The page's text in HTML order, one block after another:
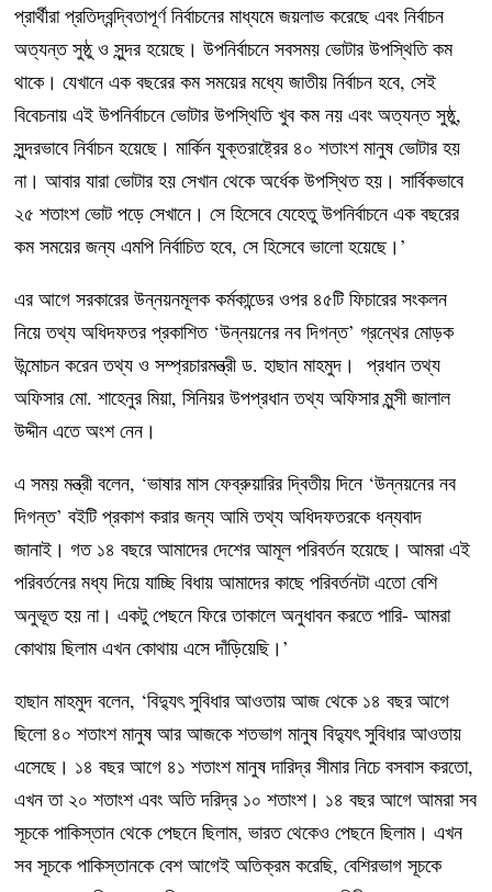
প্রার্থীরা প্রতিদ্বন্দ্বিতাপূর্ণ নির্বাচনের মাধ্যমে জয়লাভ করেছে এবং নির্বাচন
অত্যন্ত সুষ্ঠু ও সুন্দর হয়েছে। উপনির্বাচনে সবসময় ভোটার উপস্থিতি কম
থাকে। যেখানে এক বছরের কম সময়ের মধ্যে জাতীয় নির্বাচন হবে, সেই
বিবেচনায় এই উপনির্বাচনে ভোটার উপস্থিতি খুব কম নয় এবং অত্যন্ত সুষ্ঠু,
সুন্দরভাবে নির্বাচন হয়েছে। মার্কিন যুক্তরাষ্ট্রের ৪০ শতাংশ মানুষ ভোটার হয়
না। আবার যারা ভোটার হয় সেখান থেকে অর্ধেক উপস্থিত হয়। সার্বিকভাবে
২৫ শতাংশ ভোট পড়ে সেখানে। সে হিসেবে যেহেতু উপনির্বাচনে এক বছরের
কম সময়ের জন্য এমপি নির্বাচিত হবে, সে হিসেবে ভালো হয়েছে।’
এর আগে সরকারের উন্নয়নমূলক কর্মকান্ডের ওপর ৪৫টি ফিচারের সংকলন
নিয়ে তথ্য অধিদফতর প্রকাশিত ‘উন্নয়নের নব দিগন্ত’ গ্রন্থের মোড়ক
উন্মোচন করেন তথ্য ও সম্প্রচারমন্ত্রী ড. হাছান মাহমুদ। প্রধান তথ্য
অফিসার মো. শাহেনুর মিয়া, সিনিয়র উপপ্রধান তথ্য অফিসার মুন্সী জালাল
উদ্দীন এতে অংশ নেন।
এ সময় মন্ত্রী বলেন, ‘ভাষার মাস ফেব্রুয়ারির দ্বিতীয় দিনে ‘উন্নয়নের নব
দিগন্ত’ বইটি প্রকাশ করার জন্য আমি তথ্য অধিদফতরকে ধন্যবাদ
জানাই। গত ১৪ বছরে আমাদের দেশের আমূল পরিবর্তন হয়েছে। আমরা এই
পরিবর্তনের মধ্য দিয়ে যাচ্ছি বিধায় আমাদের কাছে পরিবর্তনটা এতো বেশি
অনুভূত হয় না। একটু পেছনে ফিরে তাকালে অনুধাবন করতে পারি- আমরা
কোথায় ছিলাম এখন কোথায় এসে দাঁড়িয়েছি।’
হাছান মাহমুদ বলেন, ‘বিদ্যুৎ সুবিধার আওতায় আজ থেকে ১৪ বছর আগে
ছিলো ৪০ শতাংশ মানুষ আর আজকে শতভাগ মানুষ বিদ্যুৎ সুবিধার আওতায়
এসেছে। ১৪ বছর আগে ৪১ শতাংশ মানুষ দারিদ্র সীমার নিচে বসবাস করতো,
এখন তা ২০ শতাংশ এবং অতি দরিদ্র ১০ শতাংশ। ১৪ বছর আগে আমরা সব
সূচকে পাকিস্তান থেকে পেছনে ছিলাম, ভারত থেকেও পেছনে ছিলাম। এখন
সব সূচকে পাকিস্তানকে বেশ আগেই অতিক্রম করেছি, বেশিরভাগ সূচকে